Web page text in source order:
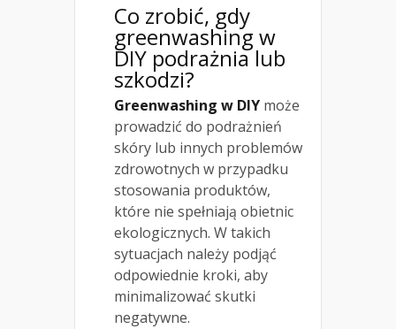
Co zrobić, gdy
greenwashing w
DIY podrażnia lub
szkodzi?
Greenwashing w DIY może
prowadzić do podrażnień
skóry lub innych problemów
zdrowotnych w przypadku
stosowania produktów,
które nie spełniają obietnic
ekologicznych. W takich
sytuacjach należy podjąć
odpowiednie kroki, aby
minimalizować skutki
negatywne.